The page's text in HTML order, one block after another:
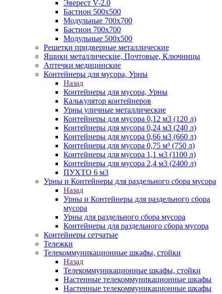
Эверест V-2.0
Бастион 500х500
Модульные 700х700
Бастион 700х700
Модульные 500х500
Решетки придверные металлические
Ящики металлические, Почтовые, Ключницы
Аптечки медицинские
Контейнеры для мусора, Урны
Назад
Контейнеры для мусора, Урны
Калькулятор контейнеров
Урны уличные металлические
Контейнеры для мусора 0,12 м3 (120 л)
Контейнеры для мусора 0,24 м3 (240 л)
Контейнеры для мусора 0,66 м3 (660 л)
Контейнеры для мусора 0,75 м³ (750 л)
Контейнеры для мусора 1,1 м3 (1100 л)
Контейнеры для мусора 2,4 м3 (2400 л)
ПУХТО 6 м3
Урны и Контейнеры для раздельного сбора мусора
Назад
Урны и Контейнеры для раздельного сбора
мусора
Урны для раздельного сбора мусора
Контейнеры для раздельного сбора мусора
Контейнеры сетчатые
Тележки
Телекоммуникационные шкафы, стойки
Назад
Телекоммуникационные шкафы, стойки
Настенные телекоммуникационные шкафы
Настенные телекоммуникационные шкафы